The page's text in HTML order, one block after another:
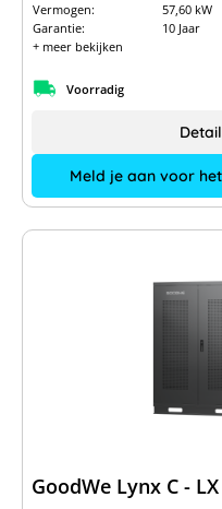
Vermogen:
57,60 kW
Garantie:
10 Jaar
+ meer bekijken
Voorradig
Meld je aan voor
GoodWe Lynx C -